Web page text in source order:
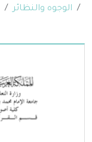
الوجوه والنظائر